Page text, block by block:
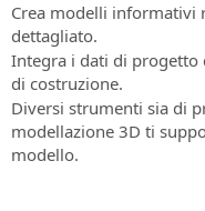
Crea modelli informativi
dettagliato.
Integra i dati di progetto
di costruzione.
Diversi strumenti sia di
modellazione 3D ti
modello.